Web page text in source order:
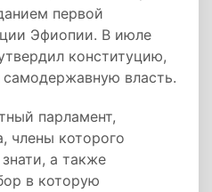
первой
Эфиопии. В июле
конституцию,
власть.
парламент,
члены которого
а также
в которую